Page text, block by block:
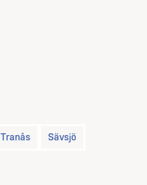
Tranås Sävsjö